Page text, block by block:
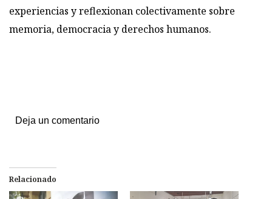
experiencias y reflexionan colectivamente sobre
memoria, democracia y derechos humanos.
Deja un comentario
Relacionado